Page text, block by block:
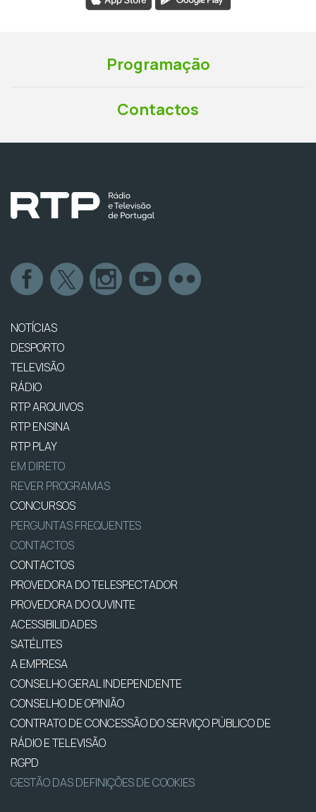
Programação
Contactos
NOTÍCIAS
DESPORTO
TELEVISÃO
RÁDIO
RTP ARQUIVOS
RTP ENSINA
RTP PLAY
EM DIRETO
REVER PROGRAMAS
CONCURSOS
PERGUNTAS FREQUENTES
CONTACTOS
CONTACTOS
PROVEDORA DO TELESPECTADOR
PROVEDORA DO OUVINTE
ACESSIBILIDADES
SATÉLITES
A EMPRESA
CONSELHO GERAL INDEPENDENTE
CONSELHO DE OPINIÃO
CONTRATO DE CONCESSÃO DO SERVIÇO PÚBLICO DE
RÁDIO E TELEVISÃO
RGPD
GESTÃO DAS DEFINIÇÕES DE COOKIES